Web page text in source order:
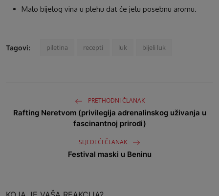
Malo bijelog vina u plehu dat će jelu posebnu aromu.
Tagovi: piletina recepti luk bijeli luk
PRETHODNI ČLANAK
Rafting Neretvom (privilegija adrenalinskog uživanja u
fascinantnoj prirodi)
SLJEDEĆI ČLANAK
Festival maski u Beninu